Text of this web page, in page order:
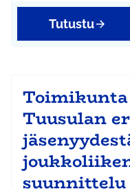
Tutustu
Tuusulan
suunnittelu